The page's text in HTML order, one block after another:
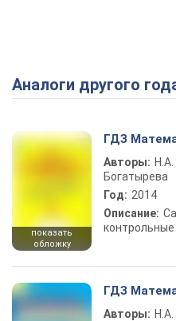
Аналоги другого
показать
обложку
ГДЗ
Авторы:
Богатырева
Год: 2014
Описание:
ГДЗ
Авторы: